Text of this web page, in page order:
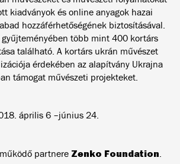
kiadványok és online anyagok hazai
hozzáférhetőségének biztosításával.
gyűjteményében több mint 400 kortárs
található. A kortárs ukrán művészet
érdekében az alapítvány Ukrajna
támogat művészeti projekteket.
április 6 –június 24.
partnere Zenko Foundation.